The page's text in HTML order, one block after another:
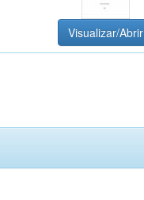
Visualizar/Abrir